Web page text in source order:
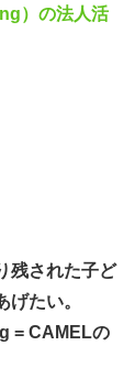
）の法人活
残された子ど
たい。
= CAMELの